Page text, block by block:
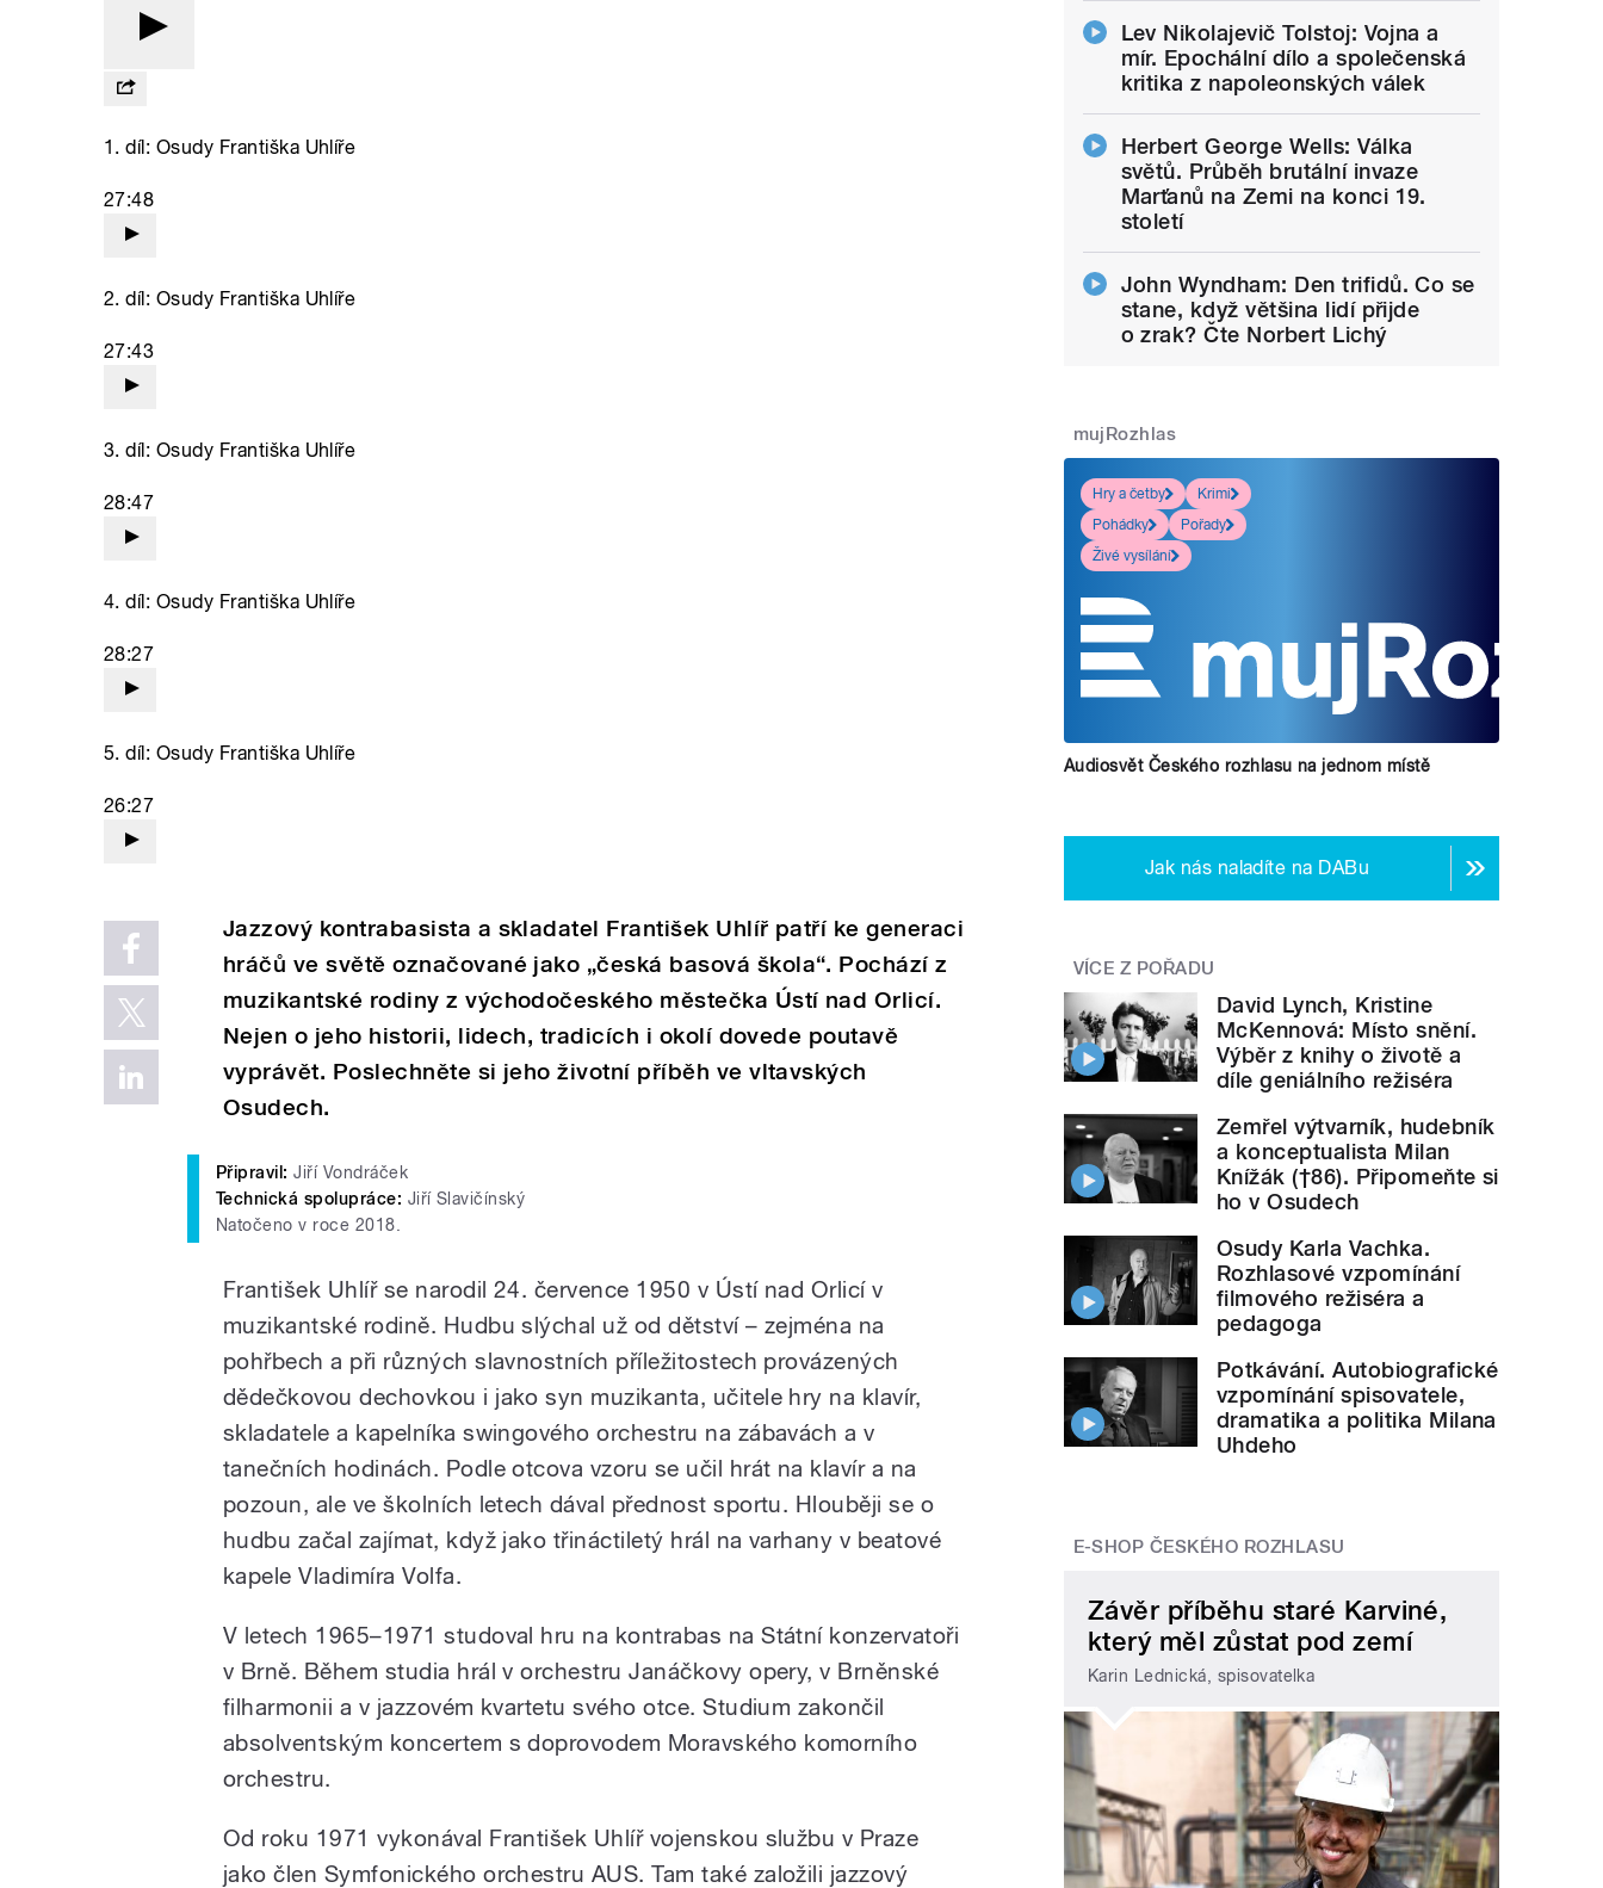
1. díl: Osudy Františka Uhlíře
27:48
2. díl: Osudy Františka Uhlíře
27:43
3. díl: Osudy Františka Uhlíře
28:47
4. díl: Osudy Františka Uhlíře
28:27
5. díl: Osudy Františka Uhlíře
26:27
Jazzový kontrabasista a skladatel František Uhlíř patří ke generaci
hráčů ve světě označované jako „česká basová škola“. Pochází z
muzikantské rodiny z východočeského městečka Ústí nad Orlicí.
Nejen o jeho historii, lidech, tradicích i okolí dovede poutavě
vyprávět. Poslechněte si jeho životní příběh ve vltavských
Osudech.
Připravil: Jiří Vondráček
Technická spolupráce: Jiří Slavičínský
Natočeno v roce 2018.
František Uhlíř se narodil 24. července 1950 v Ústí nad Orlicí v
muzikantské rodině. Hudbu slýchal už od dětství – zejména na
pohřbech a při různých slavnostních příležitostech provázených
dědečkovou dechovkou i jako syn muzikanta, učitele hry na klavír,
skladatele a kapelníka swingového orchestru na zábavách a v
tanečních hodinách. Podle otcova vzoru se učil hrát na klavír a na
pozoun, ale ve školních letech dával přednost sportu. Hlouběji se o
hudbu začal zajímat, když jako třináctiletý hrál na varhany v beatové
kapele Vladimíra Volfa.
V letech 1965–1971 studoval hru na kontrabas na Státní konzervatoři
v Brně. Během studia hrál v orchestru Janáčkovy opery, v Brněnské
filharmonii a v jazzovém kvartetu svého otce. Studium zakončil
absolventským koncertem s doprovodem Moravského komorního
orchestru.
Od roku 1971 vykonával František Uhlíř vojenskou službu v Praze
jako člen Symfonického orchestru AUS. Tam také založili jazzový
Lev Nikolajevič Tolstoj: Vojna a
mír. Epochální dílo a společenská
kritika z napoleonských válek
Herbert George Wells: Válka
světů. Průběh brutální invaze
Marťanů na Zemi na konci 19.
století
John Wyndham: Den trifidů. Co se
stane, když většina lidí přijde
o zrak? Čte Norbert Lichý
mujRozhlas
Hry a četby
Krimi
Pohádky
Pořady
Živé vysílání
Audiosvět Českého rozhlasu na jednom místě
Jak nás naladíte na DABu
VÍCE Z POŘADU
David Lynch, Kristine
McKennová: Místo snění.
Výběr z knihy o životě a
díle geniálního režiséra
Zemřel výtvarník, hudebník
a konceptualista Milan
Knížák (†86). Připomeňte si
ho v Osudech
Osudy Karla Vachka.
Rozhlasové vzpomínání
filmového režiséra a
pedagoga
Potkávání. Autobiografické
vzpomínání spisovatele,
dramatika a politika Milana
Uhdeho
E-SHOP ČESKÉHO ROZHLASU
Závěr příběhu staré Karviné,
který měl zůstat pod zemí
Karin Lednická, spisovatelka